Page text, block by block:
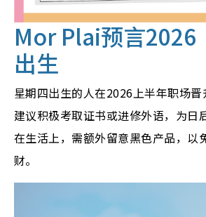
Mor Plai预言2026
出生
星期四出生的人在2026上半年职场晋
建议积极考取证书或进修外语，为日
在生活上，需额外留意黑色产品，以
财。